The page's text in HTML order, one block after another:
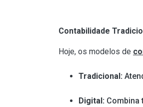
Contabilidade
Hoje, os modelos de
Tradicional:
Digital: Combina